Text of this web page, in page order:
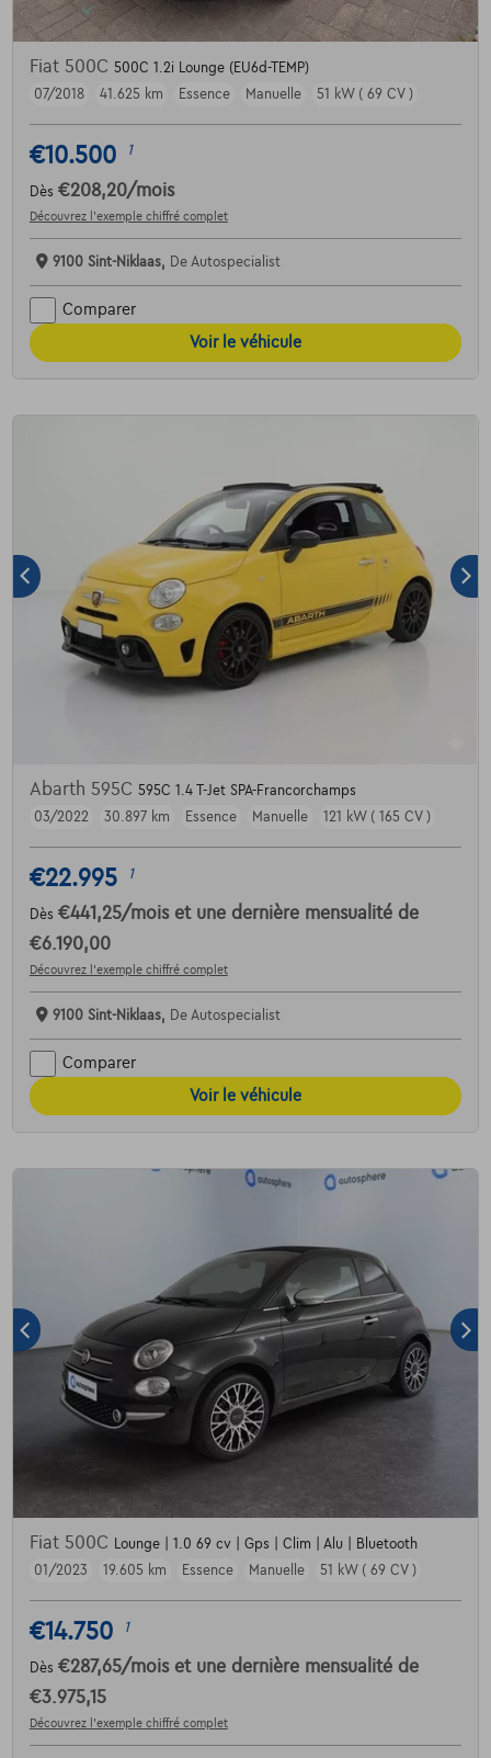
Fiat 500C 500C 1.2i Lounge (EU6d-TEMP)
07/2018
41.625 km Essence Manuelle 51 kW ( 69 CV )
€10.500 1
Dès €208,20/mois
Découvrez l’exemple chiffré complet
9100 Sint-Niklaas, De Autospecialist
Comparer
Voir le véhicule
Abarth 595C 595C 1.4 T-Jet SPA-Francorchamps
03/2022
30.897 km Essence Manuelle 121 kW ( 165 CV )
€22.995 1
Dès €441,25/mois et une dernière mensualité de
€6.190,00
Découvrez l’exemple chiffré complet
9100 Sint-Niklaas, De Autospecialist
Comparer
Voir le véhicule
Fiat 500C Lounge | 1.0 69 cv | Gps | Clim | Alu | Bluetooth
01/2023
19.605 km Essence Manuelle 51 kW ( 69 CV )
€14.750 1
Dès €287,65/mois et une dernière mensualité de
€3.975,15
Découvrez l’exemple chiffré complet